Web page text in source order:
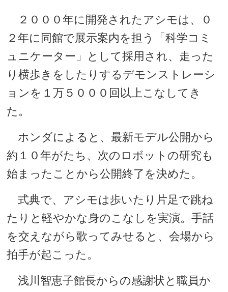
２０００年に開発されたアシモは、０
２年に同館で展示案内を担う「科学コミ
ュニケーター」として採用され、走った
り横歩きをしたりするデモンストレーシ
ョンを１万５０００回以上こなしてき
た。
ホンダによると、最新モデル公開から
約１０年がたち、次のロボットの研究も
始まったことから公開終了を決めた。
式典で、アシモは歩いたり片足で跳ね
たりと軽やかな身のこなしを実演。手話
を交えながら歌ってみせると、会場から
拍手が起こった。
浅川智恵子館長からの感謝状と職員か